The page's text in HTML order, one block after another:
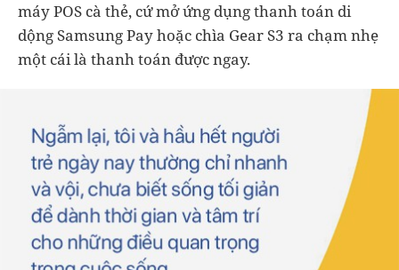
máy POS cà thẻ, cứ mở ứng dụng thanh toán di
dộng Samsung Pay hoặc chìa Gear S3 ra chạm nhẹ
một cái là thanh toán được ngay.